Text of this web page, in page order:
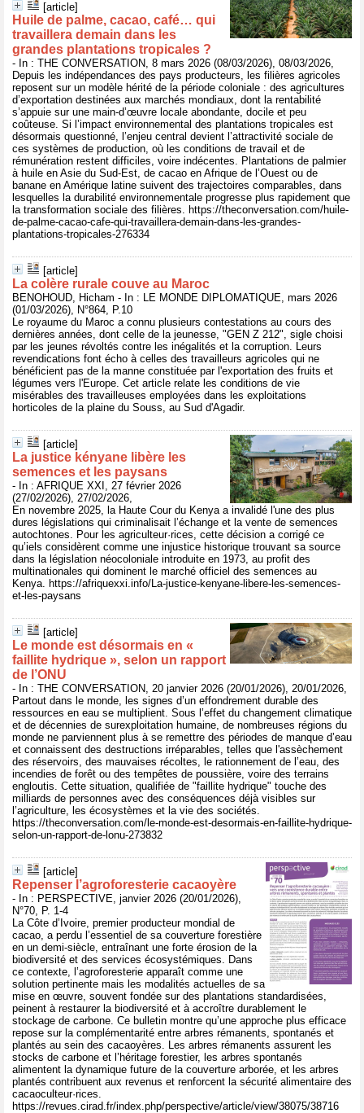
[article]
Huile de palme, cacao, café… qui
travaillera demain dans les
grandes plantations tropicales ?
- In : THE CONVERSATION, 8 mars 2026 (08/03/2026), 08/03/2026,
Depuis les indépendances des pays producteurs, les filières agricoles
reposent sur un modèle hérité de la période coloniale : des agricultures
d’exportation destinées aux marchés mondiaux, dont la rentabilité
s’appuie sur une main-d’œuvre locale abondante, docile et peu
coûteuse. Si l’impact environnemental des plantations tropicales est
désormais questionné, l’enjeu central devient l’attractivité sociale de
ces systèmes de production, où les conditions de travail et de
rémunération restent difficiles, voire indécentes. Plantations de palmier
à huile en Asie du Sud-Est, de cacao en Afrique de l’Ouest ou de
banane en Amérique latine suivent des trajectoires comparables, dans
lesquelles la durabilité environnementale progresse plus rapidement que
la transformation sociale des filières. https://theconversation.com/huile-
de-palme-cacao-cafe-qui-travaillera-demain-dans-les-grandes-
plantations-tropicales-276334
[article]
La colère rurale couve au Maroc
BENOHOUD, Hicham - In : LE MONDE DIPLOMATIQUE, mars 2026
(01/03/2026), N°864, P.10
Le royaume du Maroc a connu plusieurs contestations au cours des
dernières années, dont celle de la jeunesse, "GEN Z 212", sigle choisi
par les jeunes révoltés contre les inégalités et la corruption. Leurs
revendications font écho à celles des travailleurs agricoles qui ne
bénéficient pas de la manne constituée par l'exportation des fruits et
légumes vers l'Europe. Cet article relate les conditions de vie
misérables des travailleuses employées dans les exploitations
horticoles de la plaine du Souss, au Sud d'Agadir.
[article]
La justice kényane libère les
semences et les paysans
- In : AFRIQUE XXI, 27 février 2026
(27/02/2026), 27/02/2026,
En novembre 2025, la Haute Cour du Kenya a invalidé l'une des plus
dures législations qui criminalisait l’échange et la vente de semences
autochtones. Pour les agriculteur·rices, cette décision a corrigé ce
qu’iels considèrent comme une injustice historique trouvant sa source
dans la législation néocoloniale introduite en 1973, au profit des
multinationales qui dominent le marché officiel des semences au
Kenya. https://afriquexxi.info/La-justice-kenyane-libere-les-semences-
et-les-paysans
[article]
Le monde est désormais en «
faillite hydrique », selon un rapport
de l’ONU
- In : THE CONVERSATION, 20 janvier 2026 (20/01/2026), 20/01/2026,
Partout dans le monde, les signes d’un effondrement durable des
ressources en eau se multiplient. Sous l’effet du changement climatique
et de décennies de surexploitation humaine, de nombreuses régions du
monde ne parviennent plus à se remettre des périodes de manque d’eau
et connaissent des destructions irréparables, telles que l'assèchement
des réservoirs, des mauvaises récoltes, le rationnement de l’eau, des
incendies de forêt ou des tempêtes de poussière, voire des terrains
engloutis. Cette situation, qualifiée de "faillite hydrique" touche des
milliards de personnes avec des conséquences déjà visibles sur
l’agriculture, les écosystèmes et la vie des sociétés.
https://theconversation.com/le-monde-est-desormais-en-faillite-hydrique-
selon-un-rapport-de-lonu-273832
[article]
Repenser l’agroforesterie cacaoyère
- In : PERSPECTIVE, janvier 2026 (20/01/2026),
N°70, P. 1-4
La Côte d’Ivoire, premier producteur mondial de
cacao, a perdu l’essentiel de sa couverture forestière
en un demi-siècle, entraînant une forte érosion de la
biodiversité et des services écosystémiques. Dans
ce contexte, l’agroforesterie apparaît comme une
solution pertinente mais les modalités actuelles de sa
mise en œuvre, souvent fondée sur des plantations standardisées,
peinent à restaurer la biodiversité et à accroître durablement le
stockage de carbone. Ce bulletin montre qu’une approche plus efficace
repose sur la complémentarité entre arbres rémanents, spontanés et
plantés au sein des cacaoyères. Les arbres rémanents assurent les
stocks de carbone et l’héritage forestier, les arbres spontanés
alimentent la dynamique future de la couverture arborée, et les arbres
plantés contribuent aux revenus et renforcent la sécurité alimentaire des
cacaoculteur·rices.
https://revues.cirad.fr/index.php/perspective/article/view/38075/38716